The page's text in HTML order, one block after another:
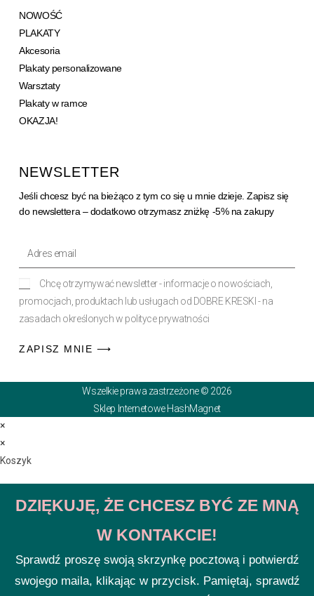
NOWOŚĆ
PLAKATY
Akcesoria
Plakaty personalizowane
Warsztaty
Plakaty w ramce
OKAZJA!
NEWSLETTER
Jeśli chcesz być na bieżąco z tym co się u mnie dzieje. Zapisz się
do newslettera – dodatkowo otrzymasz zniżkę -5% na zakupy
Chcę otrzymywać newsletter - informacje o nowościach,
promocjach, produktach lub usługach od DOBRE KRESKI - na
zasadach określonych w polityce prywatności
ZAPISZ MNIE ⟶
Wszelkie prawa zastrzeżone © 2026
Sklep Internetowe HashMagnet
×
×
Koszyk
DZIĘKUJĘ, ŻE CHCESZ BYĆ ZE MNĄ
W KONTAKCIE!
Sprawdź proszę swoją skrzynkę pocztową i potwierdź
swojego maila, klikając w przycisk. Pamiętaj, sprawdź